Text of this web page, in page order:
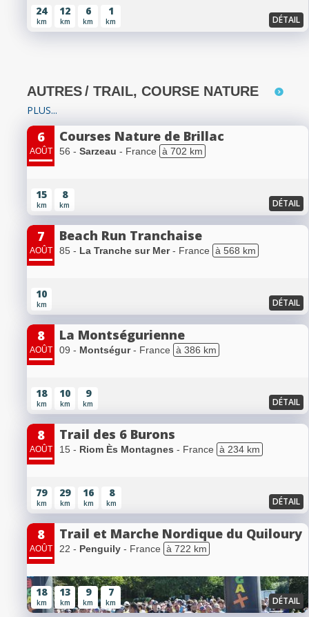
24
km
12
km
6
km
1
km DÉTAIL
AUTRES/ TRAIL, COURSE NATURE
PLUS...
6
AOÛT
Courses Nature de Brillac
56 - Sarzeau - France à 702 km
15
km
8
km DÉTAIL
7
AOÛT
Beach Run Tranchaise
85 - La Tranche sur Mer- France à 568 km
10
km DÉTAIL
8
AOÛT
La Montségurienne
09 - Montségur- France à 386 km
18
km
10
km
9
km DÉTAIL
8
AOÛT
Trail des 6 Burons
15 - Riom Ès Montagnes - France à 234 km
79
km
29
km
16
km
8
km DÉTAIL
8
AOÛT
Trail et Marche Nordique du Quiloury
22 - Penguily - France à 722 km
18
km
13
km
9
km
7
km DÉTAIL